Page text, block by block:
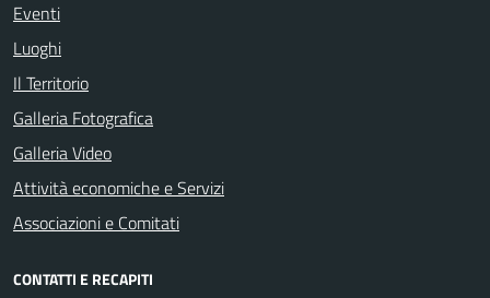
Eventi
Luoghi
Il Territorio
Galleria Fotografica
Galleria Video
Attività economiche e Servizi
Associazioni e Comitati
CONTATTI E RECAPITI